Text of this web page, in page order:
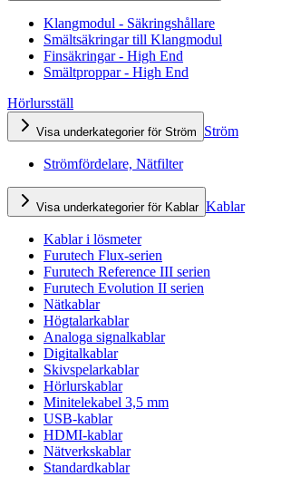
Klangmodul - Säkringshållare
Smältsäkringar till Klangmodul
Finsäkringar - High End
Smältproppar - High End
Hörlursställ
Visa underkategorier för Ström Ström
Strömfördelare, Nätfilter
Visa underkategorier för Kablar Kablar
Kablar i lösmeter
Furutech Flux-serien
Furutech Reference III serien
Furutech Evolution II serien
Nätkablar
Högtalarkablar
Analoga signalkablar
Digitalkablar
Skivspelarkablar
Hörlurskablar
Minitelekabel 3,5 mm
USB-kablar
HDMI-kablar
Nätverkskablar
Standardkablar